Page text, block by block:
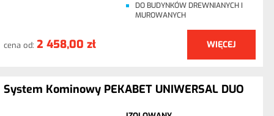
DO BUDYNKÓW DREWNIANYCH I
MUROWANYCH
cena od: 2 458,00 zł WIĘCEJ
System Kominowy PEKABET UNIWERSAL DUO